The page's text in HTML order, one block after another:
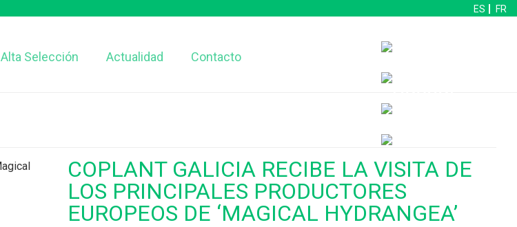
ES FR
Alta Selección Actualidad Contacto
COPLANT GALICIA RECIBE LA VISITA DE
LOS PRINCIPALES PRODUCTORES
EUROPEOS DE ‘MAGICAL HYDRANGEA’